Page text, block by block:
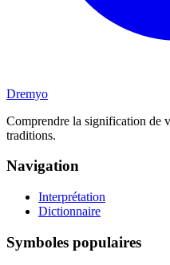
Dremyo
Comprendre la signification de
traditions.
Navigation
Interprétation
Dictionnaire
Symboles populaires